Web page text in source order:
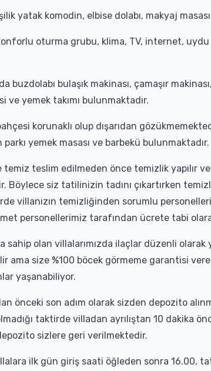
yatak komodin, elbise dolabı, makyaj
oturma grubu, klima, TV, internet, uydu
buzdolabı bulaşık makinası, çamaşır
yemek takımı bulunmaktadır.
korunaklı olup dışarıdan
yemek masası ve barbekü bulunmaktadır.
temiz teslim edilmeden önce temizlik yapılır
siz tatilinizin tadını çıkartırken
villanızın temizliğinden sorumlu
personellerimiz tarafından ücrete tabi
sahip olan villalarımızda ilaçlar düzenli
ama size %100 böcek görmeme garantisi
yaşanabiliyor.
önceki son adım olarak sizden depozito
taktirde villadan ayrılıştan 10 dakika
sizlere geri verilmektedir.
ilk gün giriş saati öğleden sonra 16.00,